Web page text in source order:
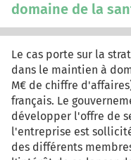
domaine de la
Le cas porte sur la
dans le maintien à
M€ de chiffre
français. Le
développer l'offre de
l'entreprise est
des différents